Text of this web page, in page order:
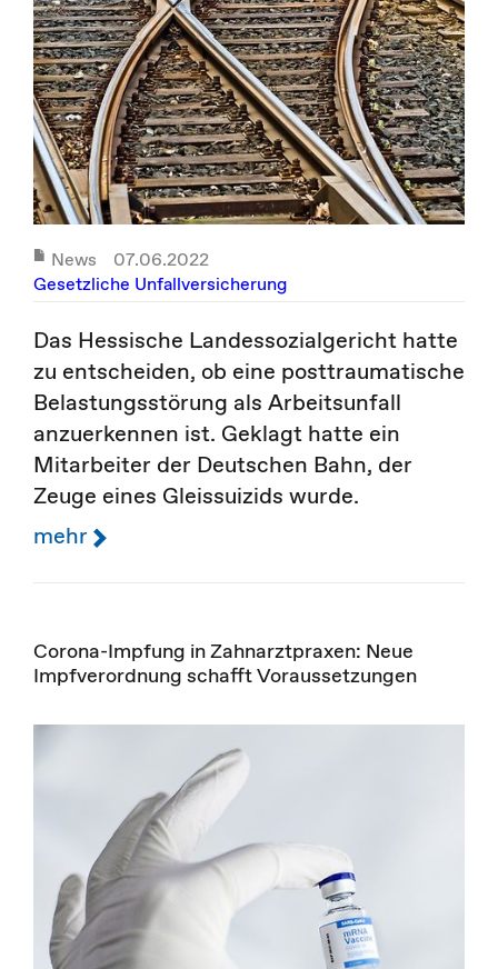
News
07.06.2022
Gesetzliche Unfallversicherung
Das Hessische Landessozialgericht hatte
zu entscheiden, ob eine posttraumatische
Belastungsstörung als Arbeitsunfall
anzuerkennen ist. Geklagt hatte ein
Mitarbeiter der Deutschen Bahn, der
Zeuge eines Gleissuizids wurde.
mehr
Corona-Impfung in Zahnarztpraxen: Neue
Impfverordnung schafft Voraussetzungen